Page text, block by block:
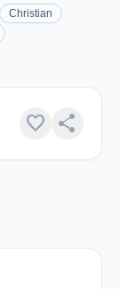
Christian
favorite share